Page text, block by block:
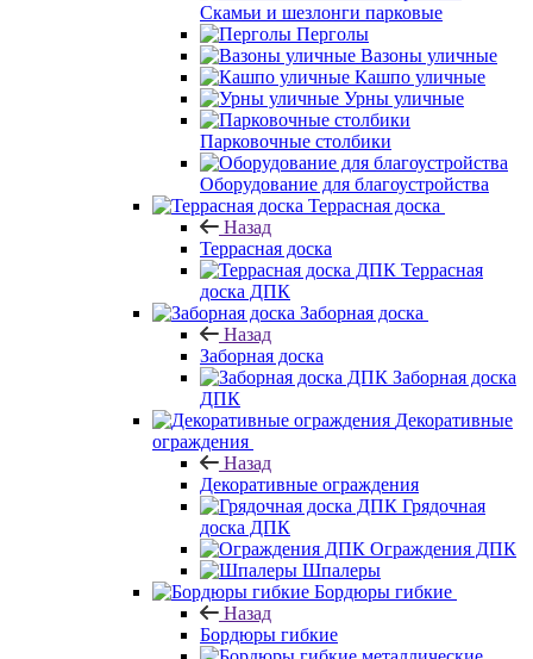
Скамьи и шезлонги парковые
Перголы
Вазоны уличные
Кашпо уличные
Урны уличные
Парковочные столбики
Оборудование для благоустройства
Террасная доска
Назад
Террасная доска
Террасная
доска ДПК
Заборная доска
Назад
Заборная доска
Заборная доска
ДПК
Декоративные
ограждения
Назад
Декоративные ограждения
Грядочная
доска ДПК
Ограждения ДПК
Шпалеры
Бордюры гибкие
Назад
Бордюры гибкие